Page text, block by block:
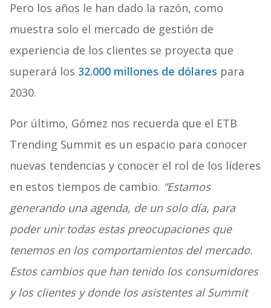
Pero los años le han dado la razón, como
muestra solo el mercado de gestión de
experiencia de los clientes se proyecta que
superará los 32.000 millones de dólares para
2030.
Por último, Gómez nos recuerda que el ETB
Trending Summit es un espacio para conocer
nuevas tendencias y conocer el rol de los líderes
en estos tiempos de cambio. “Estamos
generando una agenda, de un solo día, para
poder unir todas estas preocupaciones que
tenemos en los comportamientos del mercado.
Estos cambios que han tenido los consumidores
y los clientes y donde los asistentes al Summit